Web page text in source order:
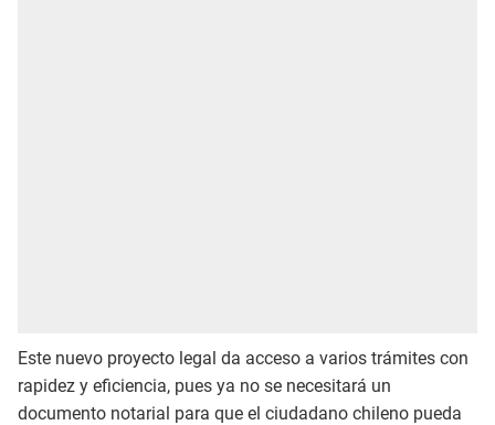
Este nuevo proyecto legal da acceso a varios trámites con
rapidez y eficiencia, pues ya no se necesitará un
documento notarial para que el ciudadano chileno pueda